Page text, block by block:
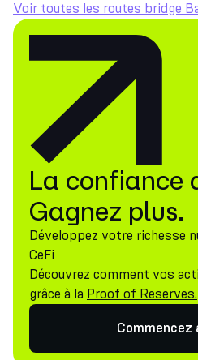
Voir toutes les routes bridge
La confiance
Gagnez plus.
Développez votre richesse
CeFi
Découvrez comment vos
grâce à la Proof of Reserves.
Commencez